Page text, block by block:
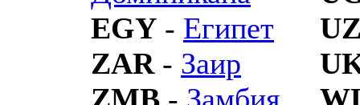
EGY - Египет
ZAR- Заир